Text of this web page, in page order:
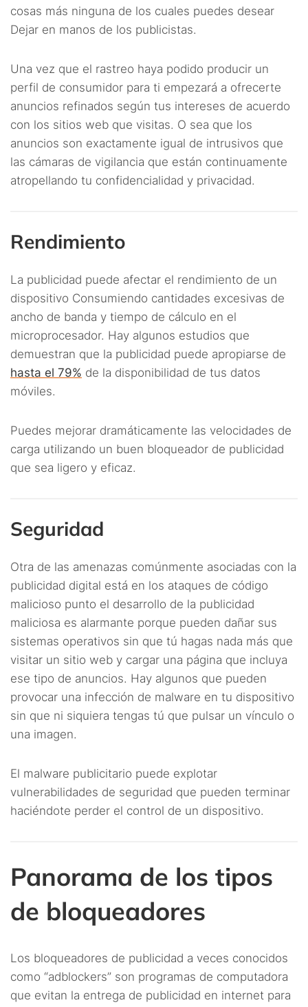
cosas más ninguna de los cuales puedes desear
Dejar en manos de los publicistas.
Una vez que el rastreo haya podido producir un
perfil de consumidor para ti empezará a ofrecerte
anuncios refinados según tus intereses de acuerdo
con los sitios web que visitas. O sea que los
anuncios son exactamente igual de intrusivos que
las cámaras de vigilancia que están continuamente
atropellando tu confidencialidad y privacidad.
Rendimiento
La publicidad puede afectar el rendimiento de un
dispositivo Consumiendo cantidades excesivas de
ancho de banda y tiempo de cálculo en el
microprocesador. Hay algunos estudios que
demuestran que la publicidad puede apropiarse de
hasta el 79% de la disponibilidad de tus datos
móviles.
Puedes mejorar dramáticamente las velocidades de
carga utilizando un buen bloqueador de publicidad
que sea ligero y eficaz.
Seguridad
Otra de las amenazas comúnmente asociadas con la
publicidad digital está en los ataques de código
malicioso punto el desarrollo de la publicidad
maliciosa es alarmante porque pueden dañar sus
sistemas operativos sin que tú hagas nada más que
visitar un sitio web y cargar una página que incluya
ese tipo de anuncios. Hay algunos que pueden
provocar una infección de malware en tu dispositivo
sin que ni siquiera tengas tú que pulsar un vínculo o
una imagen.
El malware publicitario puede explotar
vulnerabilidades de seguridad que pueden terminar
haciéndote perder el control de un dispositivo.
Panorama de los tipos
de bloqueadores
Los bloqueadores de publicidad a veces conocidos
como “adblockers” son programas de computadora
que evitan la entrega de publicidad en internet para